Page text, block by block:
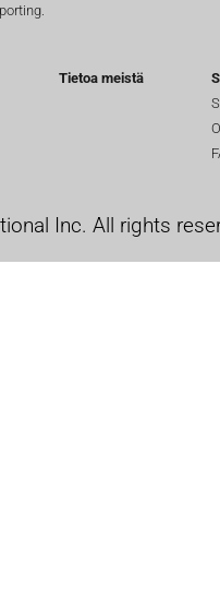
Tietoa meistä
Inc. All rights